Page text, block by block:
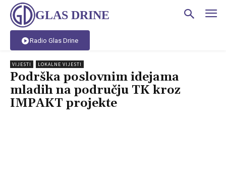
GLAS DRINE
Radio Glas Drine
VIJESTI LOKALNE VIJESTI
Podrška poslovnim idejama
mladih na području TK kroz
IMPAKT projekte